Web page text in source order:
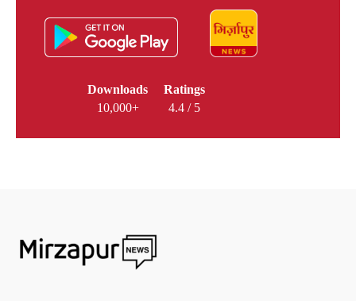
Downloads
10,000+
Ratings
4.4 / 5